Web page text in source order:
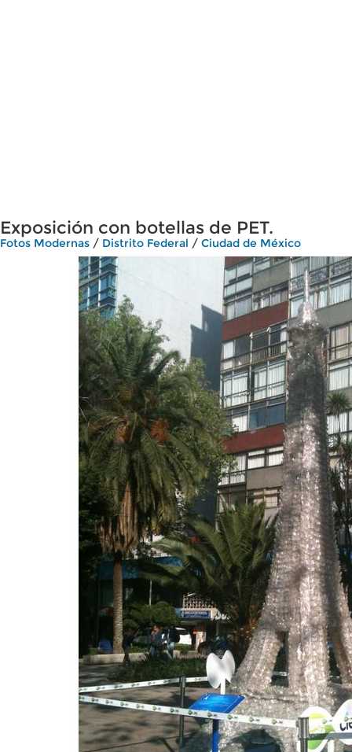
Exposición con botellas de PET.
Fotos Modernas / Distrito Federal / Ciudad de México